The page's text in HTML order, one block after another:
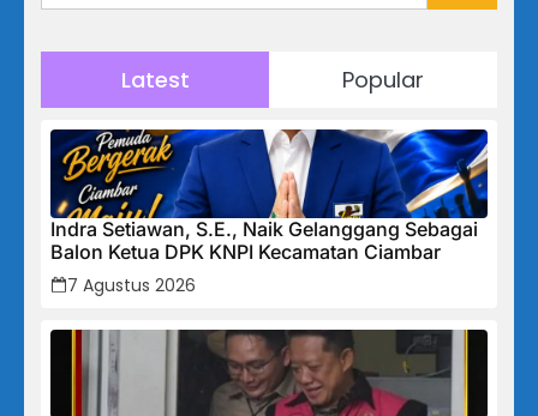
Latest Popular
Indra Setiawan, S.E., Naik Gelanggang Sebagai
Balon Ketua DPK KNPI Kecamatan Ciambar
7 Agustus 2026